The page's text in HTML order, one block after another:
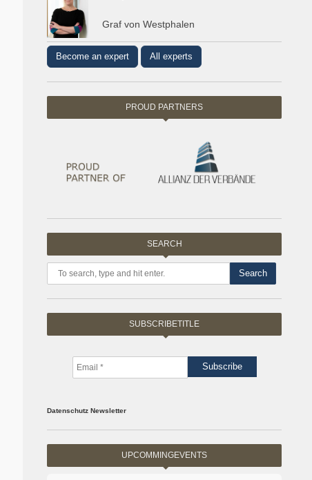
Graf von Westphalen
Become an expert All experts
PROUD PARTNERS
SEARCH
Search
SUBSCRIBETITLE
Datenschutz Newsletter
UPCOMMINGEVENTS